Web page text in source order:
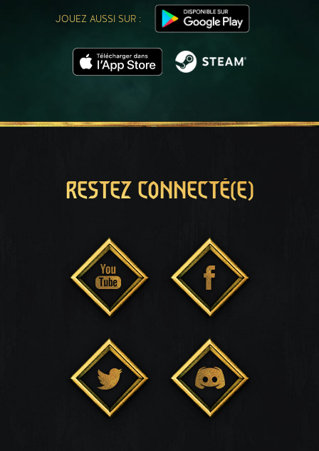
JOUEZ AUSSI SUR :
RESTEZ CONNECTÉ(E)